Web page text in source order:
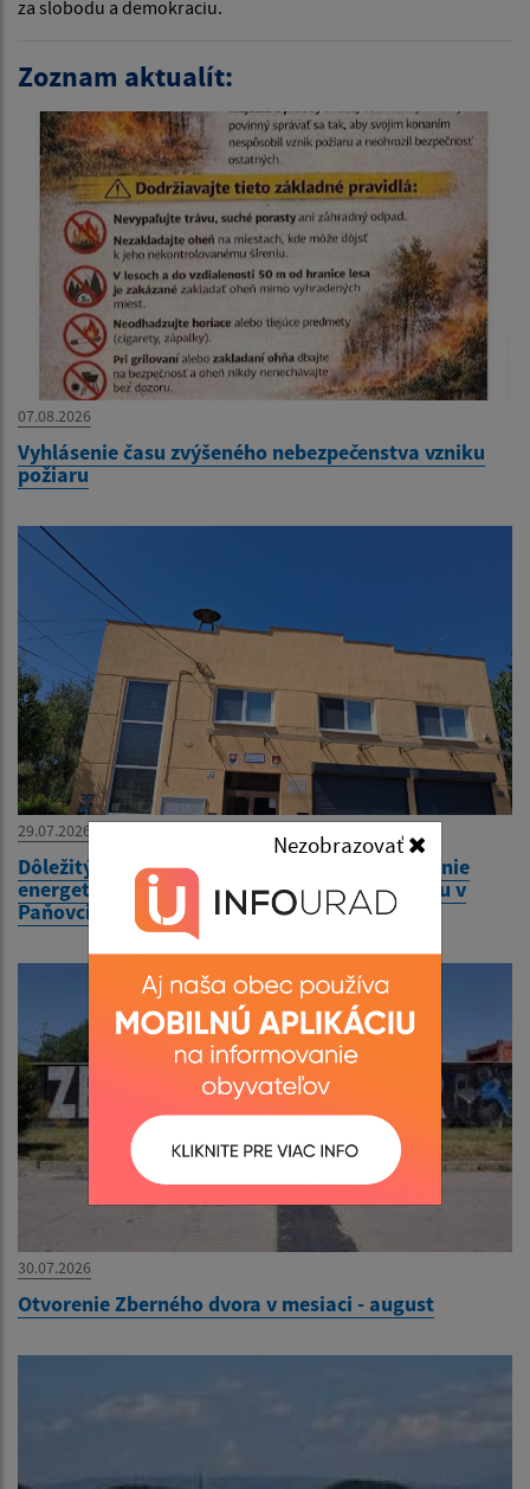
Nezobrazovať
za slobodu a demokraciu.
Zoznam aktualít:
07.08.2026
Vyhlásenie času zvýšeného nebezpečenstva vzniku
požiaru
29.07.2026
Dôležitý oznam - Stavebné úpravy na zvyšovanie
energetickej účinnosti budovy obecného úradu v
Paňovciach
30.07.2026
Otvorenie Zberného dvora v mesiaci - august